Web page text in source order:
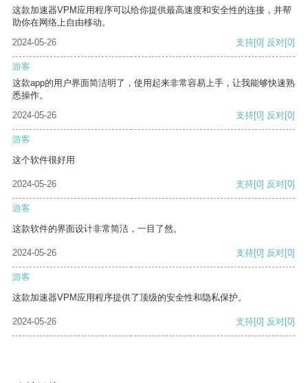
这款加速器VPM应用程序可以给你提供最高速度和安全性的连接，并帮
助你在网络上自由移动。
2024-05-26
支持[0] 反对[0]
游客
这款app的用户界面简洁明了，使用起来非常容易上手，让我能够快速熟
悉操作。
2024-05-26
支持[0] 反对[0]
游客
这个软件很好用
2024-05-26 支持[0] 反对[0]
游客
这款软件的界面设计非常简洁，一目了然。
2024-05-26 支持[0] 反对[0]
游客
这款加速器VPM应用程序提供了顶级的安全性和隐私保护。
2024-05-26 支持[0] 反对[0]